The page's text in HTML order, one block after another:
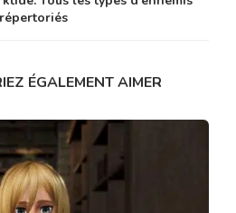
répertoriés
ÉGALEMENT AIMER